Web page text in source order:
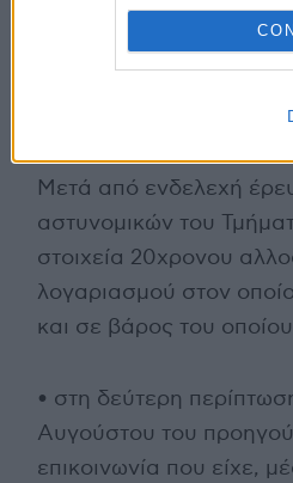
Ιανουαρίου του
επικοινωνία που είχε
μετέφερε σε
Μετά από ενδελεχή
αστυνομικών του
στοιχεία 20χρονου
λογαριασμού στον
και σε βάρος του
• στη δεύτερη
Αυγούστου του
επικοινωνία που είχε,